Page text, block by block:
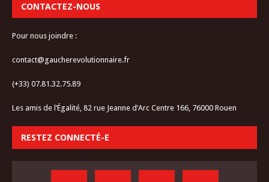
CONTACTEZ-NOUS
Pour nous joindre :
contact@gaucherevolutionnaire.fr
(+33) 07.81.32.75.89
Les amis de l’Égalité, 82 rue Jeanne d’Arc Centre 166, 76000 Rouen
RESTEZ CONNECTÉ-E